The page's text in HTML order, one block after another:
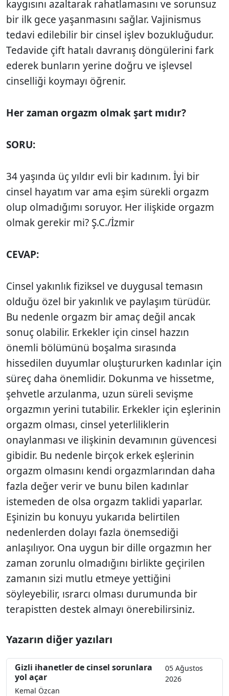
kaygısını azaltarak rahatlamasını ve sorunsuz
bir ilk gece yaşanmasını sağlar. Vajinismus
tedavi edilebilir bir cinsel işlev bozukluğudur.
Tedavide çift hatalı davranış döngülerini fark
ederek bunların yerine doğru ve işlevsel
cinselliği koymayı öğrenir.
Her zaman orgazm olmak şart mıdır?
SORU:
34 yaşında üç yıldır evli bir kadınım. İyi bir
cinsel hayatım var ama eşim sürekli orgazm
olup olmadığımı soruyor. Her ilişkide orgazm
olmak gerekir mi? Ş.C./İzmir
CEVAP:
Cinsel yakınlık fiziksel ve duygusal temasın
olduğu özel bir yakınlık ve paylaşım türüdür.
Bu nedenle orgazm bir amaç değil ancak
sonuç olabilir. Erkekler için cinsel hazzın
önemli bölümünü boşalma sırasında
hissedilen duyumlar oluştururken kadınlar için
süreç daha önemlidir. Dokunma ve hissetme,
şehvetle arzulanma, uzun süreli sevişme
orgazmın yerini tutabilir. Erkekler için eşlerinin
orgazm olması, cinsel yeterliliklerin
onaylanması ve ilişkinin devamının güvencesi
gibidir. Bu nedenle birçok erkek eşlerinin
orgazm olmasını kendi orgazmlarından daha
fazla değer verir ve bunu bilen kadınlar
istemeden de olsa orgazm taklidi yaparlar.
Eşinizin bu konuyu yukarıda belirtilen
nedenlerden dolayı fazla önemsediği
anlaşılıyor. Ona uygun bir dille orgazmın her
zaman zorunlu olmadığını birlikte geçirilen
zamanın sizi mutlu etmeye yettiğini
söyleyebilir, ısrarcı olması durumunda bir
terapistten destek almayı önerebilirsiniz.
Yazarın diğer yazıları
Gizli ihanetler de cinsel sorunlara
yol açar
05 Ağustos
2026
Kemal Özcan